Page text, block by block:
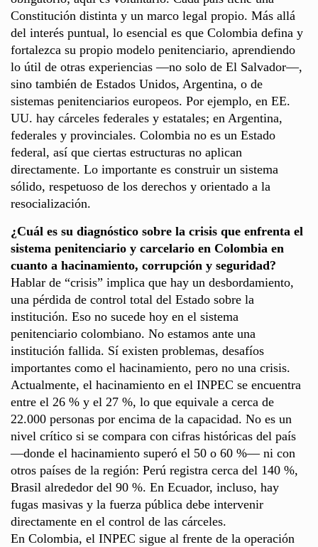
Constitución distinta y un marco legal propio. Más allá
del interés puntual, lo esencial es que Colombia defina y
fortalezca su propio modelo penitenciario, aprendiendo
lo útil de otras experiencias —no solo de El Salvador—,
sino también de Estados Unidos, Argentina, o de
sistemas penitenciarios europeos. Por ejemplo, en EE.
UU. hay cárceles federales y estatales; en Argentina,
federales y provinciales. Colombia no es un Estado
federal, así que ciertas estructuras no aplican
directamente. Lo importante es construir un sistema
sólido, respetuoso de los derechos y orientado a la
resocialización.
¿Cuál es su diagnóstico sobre la crisis que enfrenta el
sistema penitenciario y carcelario en Colombia en
cuanto a hacinamiento, corrupción y seguridad?
Hablar de “crisis” implica que hay un desbordamiento,
una pérdida de control total del Estado sobre la
institución. Eso no sucede hoy en el sistema
penitenciario colombiano. No estamos ante una
institución fallida. Sí existen problemas, desafíos
importantes como el hacinamiento, pero no una crisis.
Actualmente, el hacinamiento en el INPEC se encuentra
entre el 26 % y el 27 %, lo que equivale a cerca de
22.000 personas por encima de la capacidad. No es un
nivel crítico si se compara con cifras históricas del país
—donde el hacinamiento superó el 50 o 60 %— ni con
otros países de la región: Perú registra cerca del 140 %,
Brasil alrededor del 90 %. En Ecuador, incluso, hay
fugas masivas y la fuerza pública debe intervenir
directamente en el control de las cárceles.
En Colombia, el INPEC sigue al frente de la operación